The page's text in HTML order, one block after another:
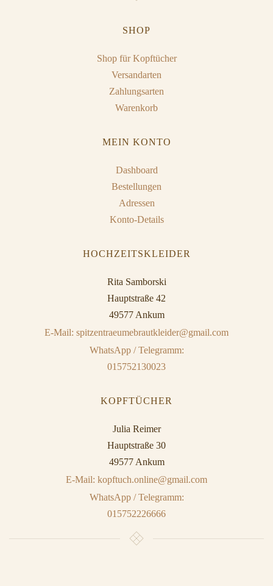
SHOP
Shop für Kopftücher
Versandarten
Zahlungsarten
Warenkorb
MEIN KONTO
Dashboard
Bestellungen
Adressen
Konto-Details
HOCHZEITSKLEIDER
Rita Samborski
Hauptstraße 42
49577 Ankum
E-Mail: spitzentraeumebrautkleider@gmail.com
WhatsApp / Telegramm:
015752130023
KOPFTÜCHER
Julia Reimer
Hauptstraße 30
49577 Ankum
E-Mail: kopftuch.online@gmail.com
WhatsApp / Telegramm:
015752226666